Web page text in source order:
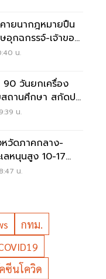
ายนากฎหมายปืน
อุกฉกรรจ์-เจ้าของ
น.
90 วันยกเครื่อง
ถานศึกษา สกัดปม
น.
วัดภาคกลาง-
ลหนุนสูง 10-17
น.
กทม.
ซีนโควิด